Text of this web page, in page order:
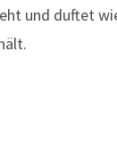
und duftet